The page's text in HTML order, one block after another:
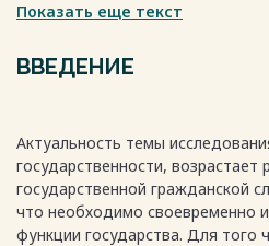
(СТАТУСА) ГОСУДАРСТВЕННОГО
16
2.1 Характеристика основных
государственного гражданского
Показать еще текст
ВВЕДЕНИЕ
Актуальность темы
государственности, возрастает
государственной гражданской
что необходимо своевременно
функции государства. Для того